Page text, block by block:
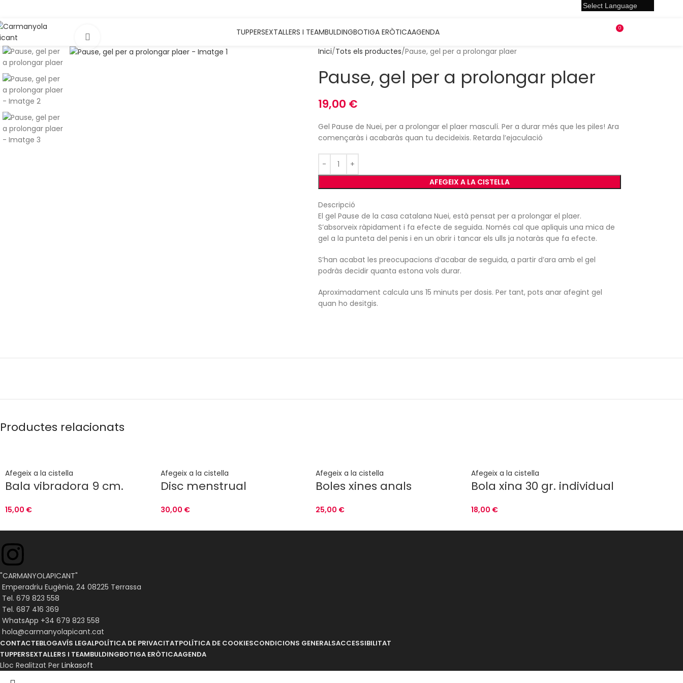
TUPPERSEXTALLERS I TEAMBULDINGBOTIGA ERÒTICAAGENDA 0
Inici Tots els productes Pause, gel per a prolongar plaer
Pause, gel per a prolongar plaer
19,00 €
Gel Pause de Nuei, per a prolongar el plaer masculí. Per a durar més que les piles! Ara
començaràs i acabaràs quan tu decideixis. Retarda l’ejaculació
AFEGEIX A LA CISTELLA
Descripció
El gel Pause de la casa catalana Nuei, està pensat per a prolongar el plaer.
S’absorveix ràpidament i fa efecte de seguida. Només cal que apliquis una mica de
gel a la punteta del penis i en un obrir i tancar els ulls ja notaràs que fa efecte.
S’han acabat les preocupacions d’acabar de seguida, a partir d’ara amb el gel
podràs decidir quanta estona vols durar.
Aproximadament calcula uns 15 minuts per dosis. Per tant, pots anar afegint gel
quan ho desitgis.
Compatible amb làtex i preservatius.
Productes relacionats
Afegeix a la cistella
Bala vibradora 9 cm.
15,00 €
Afegeix a la cistella
Disc menstrual
30,00 €
Afegeix a la cistella
Boles xines anals
25,00 €
Afegeix a la cistella
Bola xina 30 gr. individual
18,00 €
"CARMANYOLAPICANT"
Emperadriu Eugènia, 24 08225 Terrassa
Tel. 679 823 558
Tel. 687 416 369
WhatsApp +34 679 823 558
hola@carmanyolapicant.cat
CONTACTEBLOGAVÍS LEGALPOLÍTICA DE PRIVACITATPOLÍTICA DE COOKIESCONDICIONS GENERALSACCESSIBILITAT
TUPPERSEXTALLERS I TEAMBULDINGBOTIGA ERÒTICAAGENDA
Lloc Realitzat Per Linkasoft